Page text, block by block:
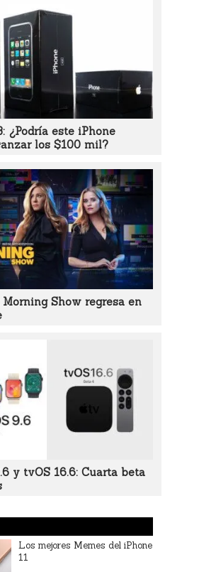
¿Podría este iPhone
los $100 mil?
Morning Show regresa en
y tvOS 16.6: Cuarta beta
Los mejores Memes del iPhone
11